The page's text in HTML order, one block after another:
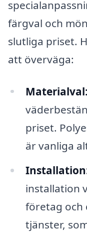
färgval och
slutliga priset.
att överväga:
Materialval:
priset.
är vanliga
installation
företag och
tjänster,